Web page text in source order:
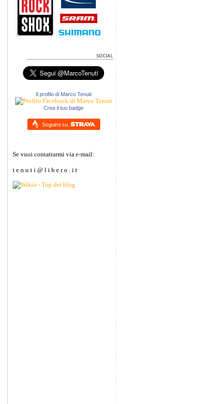
Il profilo di Marco Tenuti
Crea il tuo badge
Seguimi su
Se vuoi contattarmi via e-mail:
t e n u t i @ l i b e r o . i t